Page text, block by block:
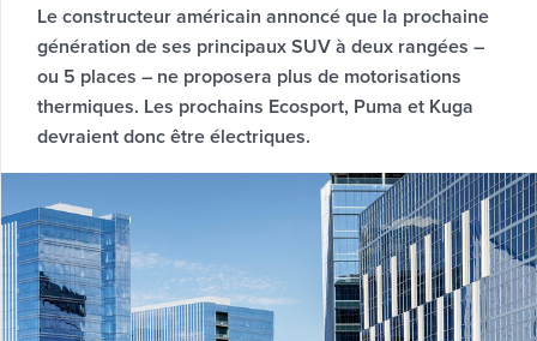
Le constructeur américain annoncé que la prochaine
génération de ses principaux SUV à deux rangées –
ou 5 places – ne proposera plus de motorisations
thermiques. Les prochains Ecosport, Puma et Kuga
devraient donc être électriques.